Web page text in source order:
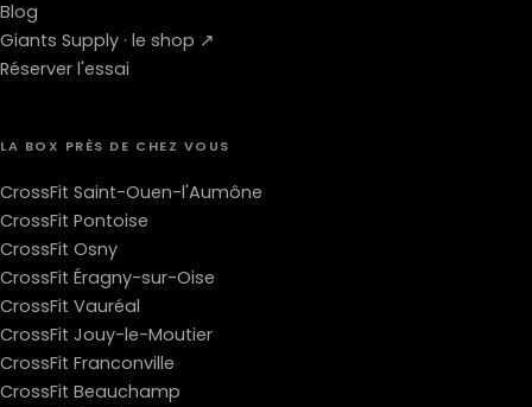
Blog
Giants Supply · le shop ↗
Réserver l'essai
LA BOX PRÈS DE CHEZ VOUS
CrossFit Saint-Ouen-l'Aumône
CrossFit Pontoise
CrossFit Osny
CrossFit Éragny-sur-Oise
CrossFit Vauréal
CrossFit Jouy-le-Moutier
CrossFit Franconville
CrossFit Beauchamp